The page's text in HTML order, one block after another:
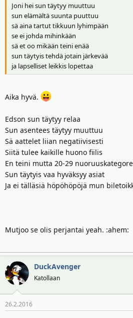
Joni hei sun täytyy muuttuu
sun elämältä suunta puuttuu
sä aina tartut tikkuun lyhimpään
se ei johda mihinkään
sä et oo mikään teini enää
sun täytyis tehdä jotain järkevää
ja lapselliset leikkis lopettaa
Aika hyvä.
Edson sun täytyy relaa
Sun asentees täytyy muuttuu
Sä aattelet liian negatiivisesti
Siitä tulee kaikille huono fiilis
En teini mutta 20-29
Sun täytyis vaa hyväksyy asiat
Ja ei tälläsiä höpöhöpöjä mun
Mutjoo se olis perjantai yeah. :ahem:
DuckAvenger
Katollaan
26.2.2016